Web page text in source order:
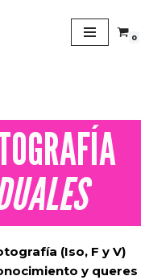
0
(Iso, F y V)
y queres